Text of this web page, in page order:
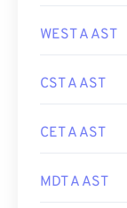
WEST A AST
CST A AST
CET A AST
MDT A AST